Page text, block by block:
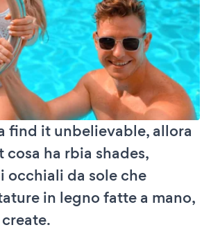
find it unbelievable, allora
cosa ha rbia shades,
occhiali da sole che
in legno fatte a mano,